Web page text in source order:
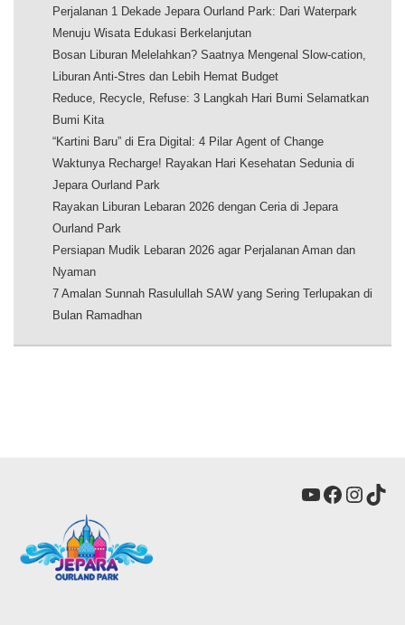
Perjalanan 1 Dekade Jepara Ourland Park: Dari Waterpark
Menuju Wisata Edukasi Berkelanjutan
Bosan Liburan Melelahkan? Saatnya Mengenal Slow-cation,
Liburan Anti-Stres dan Lebih Hemat Budget
Reduce, Recycle, Refuse: 3 Langkah Hari Bumi Selamatkan
Bumi Kita
“Kartini Baru” di Era Digital: 4 Pilar Agent of Change
Waktunya Recharge! Rayakan Hari Kesehatan Sedunia di
Jepara Ourland Park
Rayakan Liburan Lebaran 2026 dengan Ceria di Jepara
Ourland Park
Persiapan Mudik Lebaran 2026 agar Perjalanan Aman dan
Nyaman
7 Amalan Sunnah Rasulullah SAW yang Sering Terlupakan di
Bulan Ramadhan
YouTube